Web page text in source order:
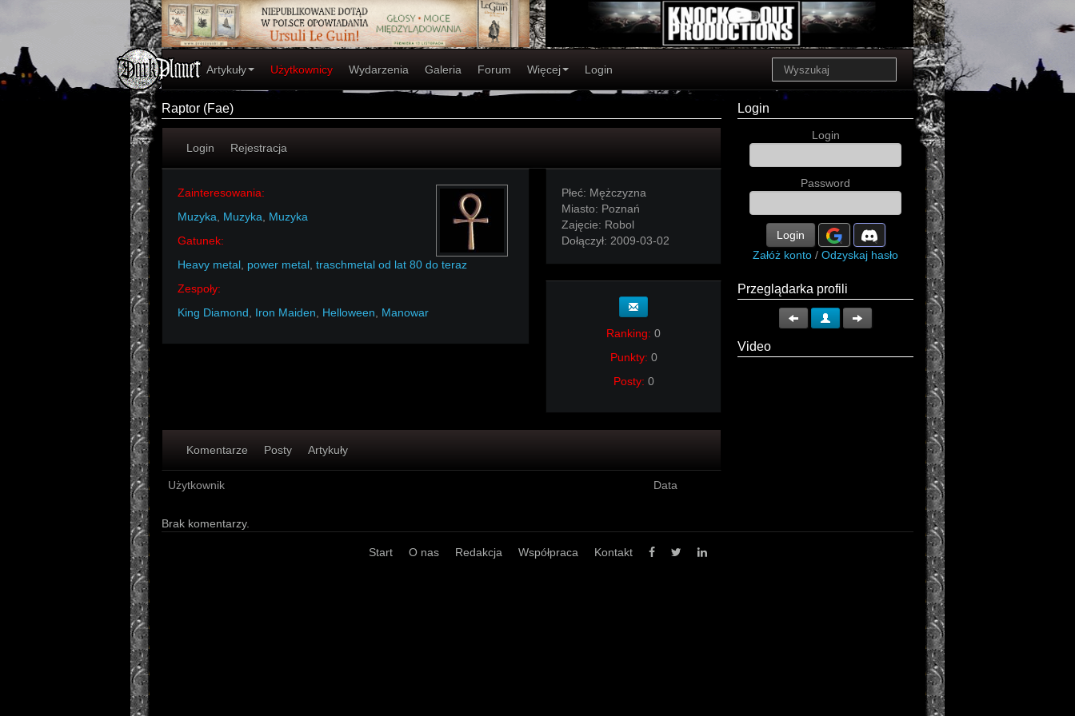
Artykuły Użytkownicy Wydarzenia Galeria Forum Więcej Login
Raptor (Fae)
Login Rejestracja
Zainteresowania:
Muzyka
Muzyka
Muzyka
Gatunek:
Heavy metal power metal traschmetal od lat 80 do teraz
Zespoły:
King Diamond
Iron Maiden Helloween Manowar
Płeć: Mężczyzna
Miasto: Poznań
Zajęcie: Robol
Dołączył: 2009-03-02
Ranking: 0
Punkty: 0
Posty: 0
Komentarze Posty Artykuły
Użytkownik Data
Brak komentarzy.
Login
Login
Password
Login
Załóż konto / Odzyskaj hasło
Przeglądarka profili
Video
Start O nas Redakcja Współpraca Kontakt